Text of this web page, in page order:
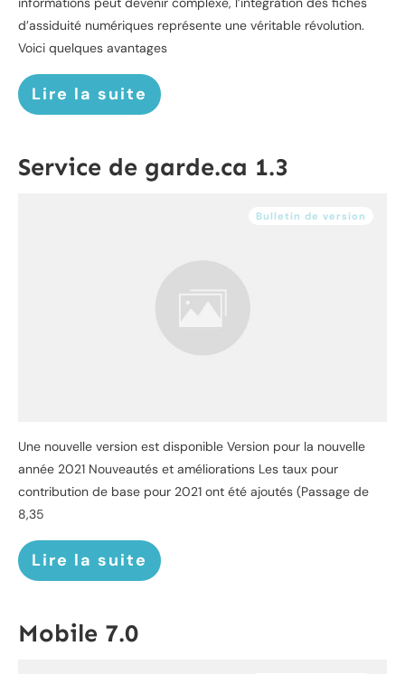
d’assiduité numériques représente une véritable révolution.
Voici quelques avantages
Lire la suite
Service de garde.ca 1.3
Bulletin de version
Une nouvelle version est disponible Version pour la nouvelle
année 2021 Nouveautés et améliorations Les taux pour
contribution de base pour 2021 ont été ajoutés (Passage de
8,35
Lire la suite
Mobile 7.0